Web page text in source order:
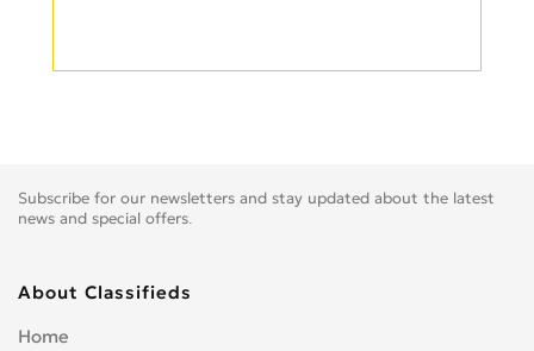
Subscribe for our newsletters and stay updated about the latest
news and special offers.
About Classifieds
Home